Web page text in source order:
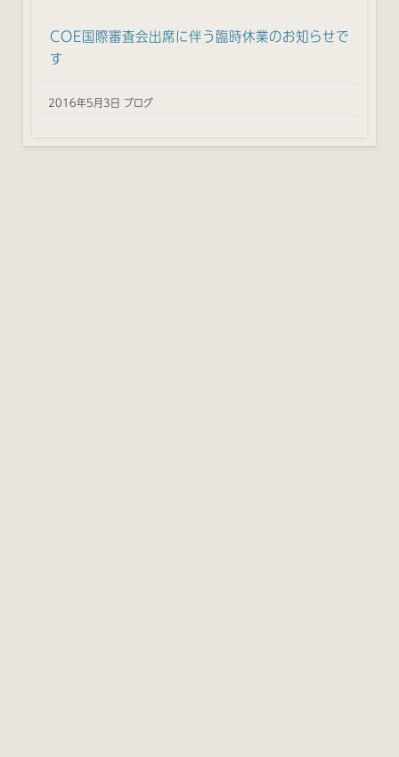
COE国際審査会出席に伴う臨時休業のお知らせで
す
2016年5月3日 ブログ